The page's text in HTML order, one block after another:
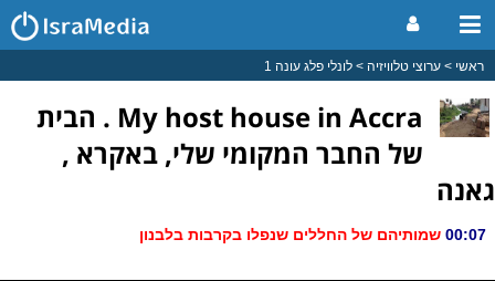
ראשי ערוצי טלוויזיה לונלי פלג עונה 1
My host house in Accra . הבית
של החבר המקומי שלי, באקרא ,
גאנה